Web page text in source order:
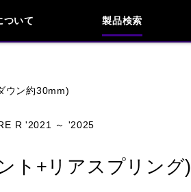
ついて 製品検索
ウン約30mm)
R '2021 ～ '2025
ト+リアスプリング)